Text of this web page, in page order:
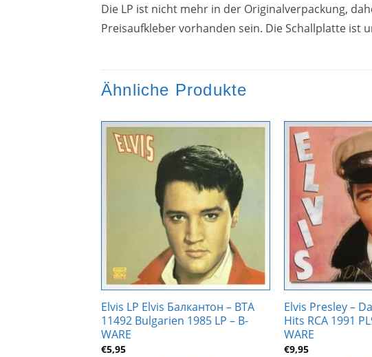
Die LP ist nicht mehr in der Originalverpackung,
Preisaufkleber vorhanden sein. Die Schallplatte ist
Ähnliche Produkte
Zur
Wunschliste
hinzufügen
Elvis LP Elvis Балкантон – ВТА
11492 Bulgarien 1985 LP – B-
WARE
€5,95
Elvis Presley –
Hits RCA 1991
WARE
€9,95